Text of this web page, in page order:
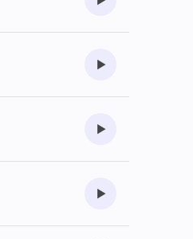
수강준비
수강준비
수강준비
수강준비